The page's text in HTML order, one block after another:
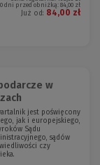
dni przed obniżką:84,00 zł
Już od: 84,00 zł
w
jest poświęcony
jak i europejskiego,
Sądu
sądów
czy